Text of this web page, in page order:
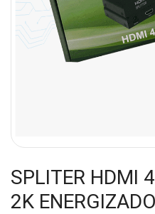
SPLITER HDMI
2K